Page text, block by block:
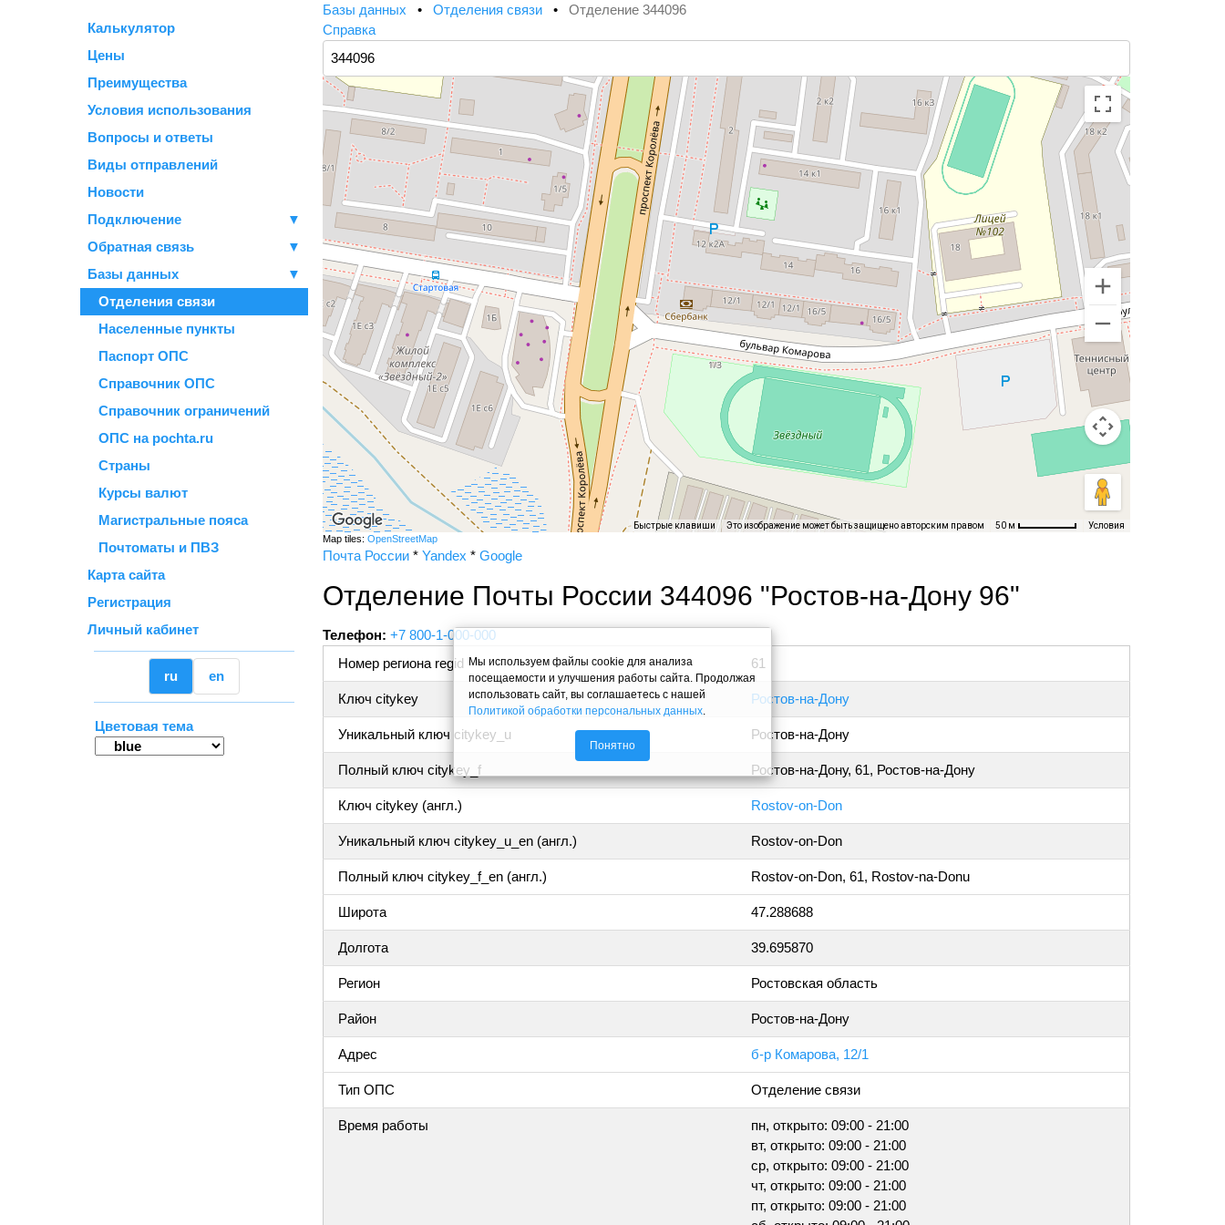
Калькулятор
Цены
Преимущества
Условия использования
Вопросы и ответы
Виды отправлений
Новости
Подключение
▼
Обратная связь
▼
Базы данных
▼
Отделения связи
Населенные пункты
Паспорт ОПС
Справочник ОПС
Справочник ограничений
ОПС на pochta.ru
Страны
Курсы валют
Магистральные пояса
Почтоматы и ПВЗ
Карта сайта
Регистрация
Личный кабинет
ru en
Цветовая тема
Базы данных • Отделения связи • Отделение 344096
Справка
Быстрые клавиши Это изображение может быть защищено авторским правом 50 м Условия
Map tiles: OpenStreetMap
Почта России * Yandex * Google
Отделение Почты России 344096 "Ростов-на-Дону 96"
Телефон: +7 800-1-000-000
Номер региона regid
61
Ключ citykey Ростов-на-Дону
Уникальный ключ citykey_u Ростов-на-Дону
Полный ключ citykey_f Ростов-на-Дону, 61, Ростов-на-Дону
Ключ citykey (англ.) Rostov-on-Don
Уникальный ключ citykey_u_en (англ.) Rostov-on-Don
Полный ключ citykey_f_en (англ.) Rostov-on-Don, 61, Rostov-na-Donu
Широта 47.288688
Долгота 39.695870
Регион Ростовская область
Район Ростов-на-Дону
Адрес б-р Комарова, 12/1
Тип ОПС Отделение связи
Время работы
пн, открыто: 09:00 - 21:00
вт, открыто: 09:00 - 21:00
ср, открыто: 09:00 - 21:00
чт, открыто: 09:00 - 21:00
пт, открыто: 09:00 - 21:00
Мы используем файлы cookie для анализа
посещаемости и улучшения работы сайта. Продолжая
использовать сайт, вы соглашаетесь с нашей
Политикой обработки персональных данных.
Понятно